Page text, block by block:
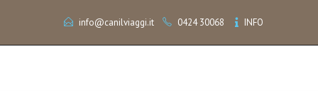
info@canilviaggi.it 0424 30068 INFO